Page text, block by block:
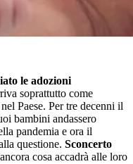
le adozioni
soprattutto come
Paese. Per tre decenni il
bambini andassero
pandemia e ora il
questione. Sconcerto
cosa accadrà alle loro